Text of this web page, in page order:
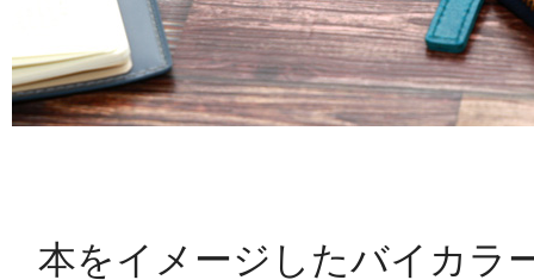
本をイメージしたバイカラ